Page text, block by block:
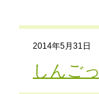
お休み中
2014年5月31日
しんご